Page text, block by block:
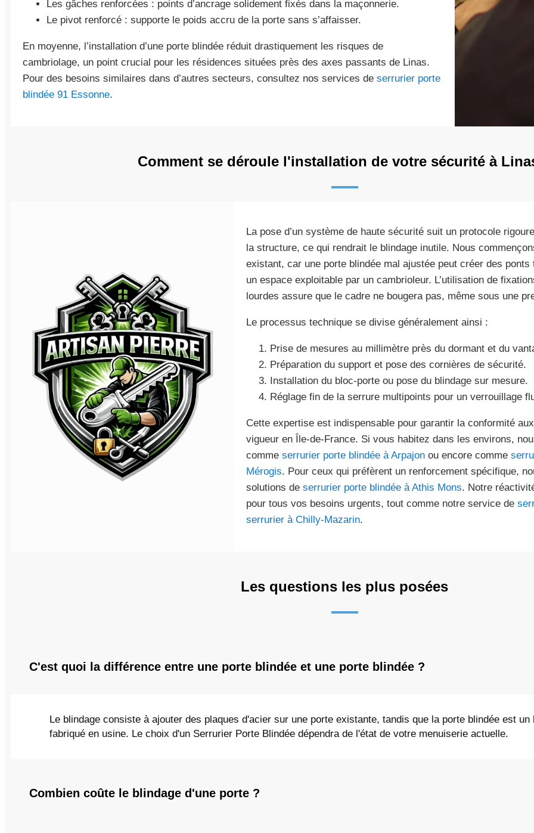
Les gâches renforcées : points d’ancrage solidement fixés dans la maçonnerie.
Le pivot renforcé : supporte le poids accru de la porte sans s’affaisser.
En moyenne, l’installation d’une porte blindée réduit drastiquement les risques de
cambriolage, un point crucial pour les résidences situées près des axes passants de Linas.
Pour des besoins similaires dans d’autres secteurs, consultez nos services de serrurier porte
blindée 91 Essonne.
Comment se déroule l'installation de votre sécurité à
La pose d’un système de haute sécurité suit un protocole
la structure, ce qui rendrait le blindage inutile. Nous
existant, car une porte blindée mal ajustée peut créer des
un espace exploitable par un cambrioleur. L’utilisation de
lourdes assure que le cadre ne bougera pas, même sous une
Le processus technique se divise généralement ainsi :
Prise de mesures au millimètre près du dormant et du
Préparation du support et pose des cornières de sécurité.
Installation du bloc-porte ou pose du blindage sur mesure.
Réglage fin de la serrure multipoints pour un verrouillage
Cette expertise est indispensable pour garantir la conformité
vigueur en Île-de-France. Si vous habitez dans les environs,
comme serrurier porte blindée à Arpajonou encore comme
Mérogis. Pour ceux qui préfèrent un renforcement spécifique,
solutions de serrurier porte blindée à Athis Mons. Notre
pour tous vos besoins urgents, tout comme notre service de
serrurier à Chilly-Mazarin.
Les questions les plus posées
C'est quoi la différence entre une porte blindée et une porte blindée ?
Le blindage consiste à ajouter des plaques d'acier sur une porte existante, tandis que la porte blindée est un
fabriqué en usine. Le choix d'un Serrurier Porte Blindée dépendra de l'état de votre menuiserie actuelle.
Combien coûte le blindage d'une porte ?